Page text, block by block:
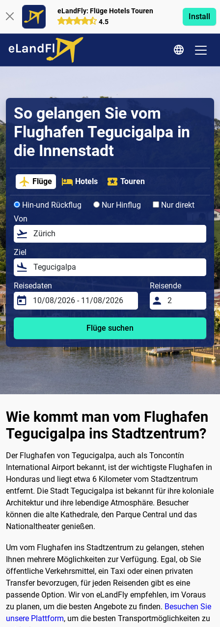
eLandFly: Flüge Hotels Touren
4.5
Install
So gelangen Sie vom
Flughafen Tegucigalpa in
die Innenstadt
Flüge Hotels Touren
Hin-und Rückflug Nur Hinflug
Nur direkt
Von
Ziel
Reisedaten Reisende
Flüge suchen
Wie kommt man vom Flughafen
Tegucigalpa ins Stadtzentrum?
Der Flughafen von Tegucigalpa, auch als Toncontín
International Airport bekannt, ist der wichtigste Flughafen in
Honduras und liegt etwa 6 Kilometer vom Stadtzentrum
entfernt. Die Stadt Tegucigalpa ist bekannt für ihre koloniale
Architektur und ihre lebendige Atmosphäre. Besucher
können die alte Kathedrale, den Parque Central und das
Nationaltheater genießen.
Um vom Flughafen ins Stadtzentrum zu gelangen, stehen
Ihnen mehrere Möglichkeiten zur Verfügung. Egal, ob Sie
öffentliche Verkehrsmittel, ein Taxi oder einen privaten
Transfer bevorzugen, für jeden Reisenden gibt es eine
passende Option. Wir von eLandFly empfehlen, im Voraus
zu planen, um die besten Angebote zu finden. Besuchen Sie
unsere Plattform, um die besten Transportmöglichkeiten zu